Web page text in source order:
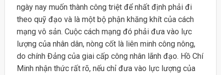
ngày nay muốn thành công triệt để nhất định phải đi
theo quỹ đạo và là một bộ phận khăng khít của cách
mạng vô sản. Cuộc cách mạng đó phải đưa vào lực
lượng của nhân dân, nòng cốt là liên minh công nông,
do chính Đảng của giai cấp công nhân lãnh đạo. Hồ Chí
Minh nhận thức rất rõ, nếu chỉ đưa vào lực lượng của